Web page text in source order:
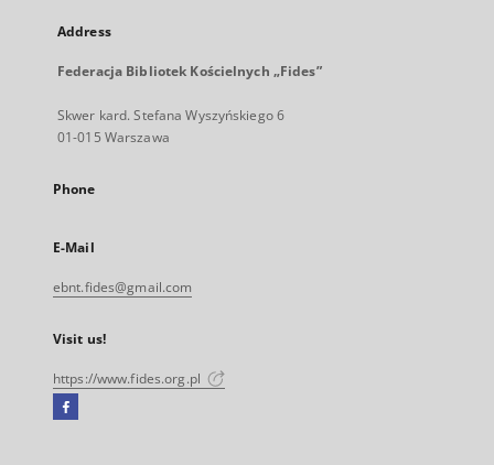
Address
Federacja Bibliotek Kościelnych „Fides”
Skwer kard. Stefana Wyszyńskiego 6
01-015 Warszawa
Phone
E-Mail
ebnt.fides@gmail.com
Visit us!
https://www.fides.org.pl
Facebook